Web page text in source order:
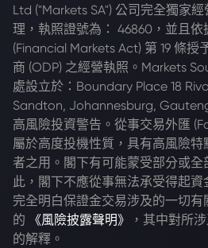
Ltd ("Markets SA") 公司完全獨家
理，執照證號為： 46860，並且依
(Financial Markets Act) 第 19 條授
商 (ODP) 之經營執照。Markets
處設立於：Boundary Place 18
Sandton, Johannesburg,
高風險投資警告。從事交易外匯
屬於高度投機性質，具有高風險
者之用。閣下有可能蒙受部分或全
此，閣下不應從事無法承受得起
完全明白保證金交易涉及的一切
的
《風險披露聲明》
，其中對所
的解釋。